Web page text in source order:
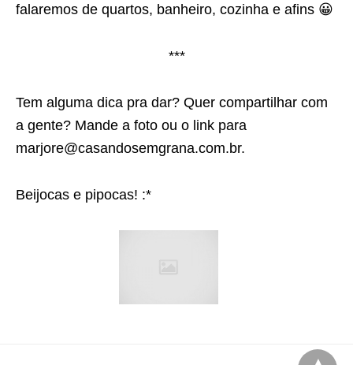
falaremos de quartos, banheiro, cozinha e afins 😀
***
Tem alguma dica pra dar? Quer compartilhar com
a gente? Mande a foto ou o link para
marjore@casandosemgrana.com.br.
Beijocas e pipocas! :*